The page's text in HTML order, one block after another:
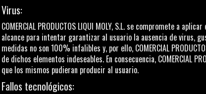
Virus:
COMERCIAL PRODUCTOS LIQUI MOLY, S.L.se compromete a aplicar
alcance para intentar garantizar al usuario la ausencia de virus,
medidas no son 100% infalibles y, por ello, COMERCIAL
de dichos elementos indeseables. En consecuencia, COMERCIAL
que los mismos pudieran producir al usuario.
Fallos tecnológicos: